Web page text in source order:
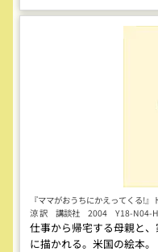
『ママがおうちにかえってくる!
涼 訳 講談社 2004 Y18-N04-
仕事から帰宅する母親と
に描かれる。米国の絵本。